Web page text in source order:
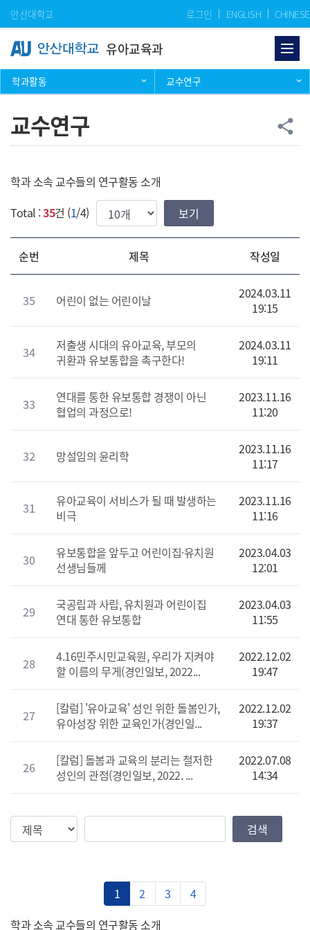
Skip Menu
안산대학교 로그인 ENGLISH CHINESE
유아교육과
학과활동 교수연구
교수연구 공
share
학과 소속 교수들의 연구활동 소개
Total :35건 (1/4) 한번에 보여질 게시물 갯수
순번 제목 작성일
35 어린이 없는 어린이날
2024.03.11
19:15
34
저출생 시대의 유아교육, 부모의
귀환과 유보통합을 촉구한다!
2024.03.11
19:11
33
연대를 통한 유보통합 경쟁이 아닌
협업의 과정으로!
2023.11.16
11:20
32 망설임의 윤리학
2023.11.16
11:17
31
유아교육이 서비스가 될 때 발생하는
비극
2023.11.16
11:16
30
유보통합을 앞두고 어린이집·유치원
선생님들께
2023.04.03
12:01
29
국공립과 사립, 유치원과 어린이집
연대 통한 유보통합
2023.04.03
11:55
28
4.16민주시민교육원, 우리가 지켜야
할 이름의 무게(경인일보, 2022...
2022.12.02
19:47
27
[칼럼] '유아교육' 성인 위한 돌봄인가,
유아성장 위한 교육인가(경인일...
2022.12.02
19:37
26
[칼럼] 돌봄과 교육의 분리는 철저한
성인의 관점(경인일보, 2022. ...
2022.07.08
14:34
검색조건 검색값 검색
1 2 3
4
학과 소속 교수들의 연구활동 소개